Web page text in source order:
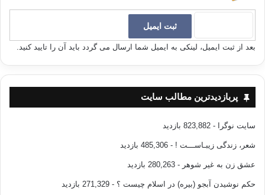
بعد از ثبت ایمیل، لینکی به ایمیل شما ارسال می گردد باید آن را تایید کنید.
پربازدیدترین مطالب سایت
سایت نوگرا - 823,882 بازدید
شعر، زندگی زیبـاســـت ! - 485,306 بازدید
عشق زن به غیر شوهر - 280,263 بازدید
حکم نوشیدن آبجو (بیره) در اسلام چیست ؟ - 271,329 بازدید